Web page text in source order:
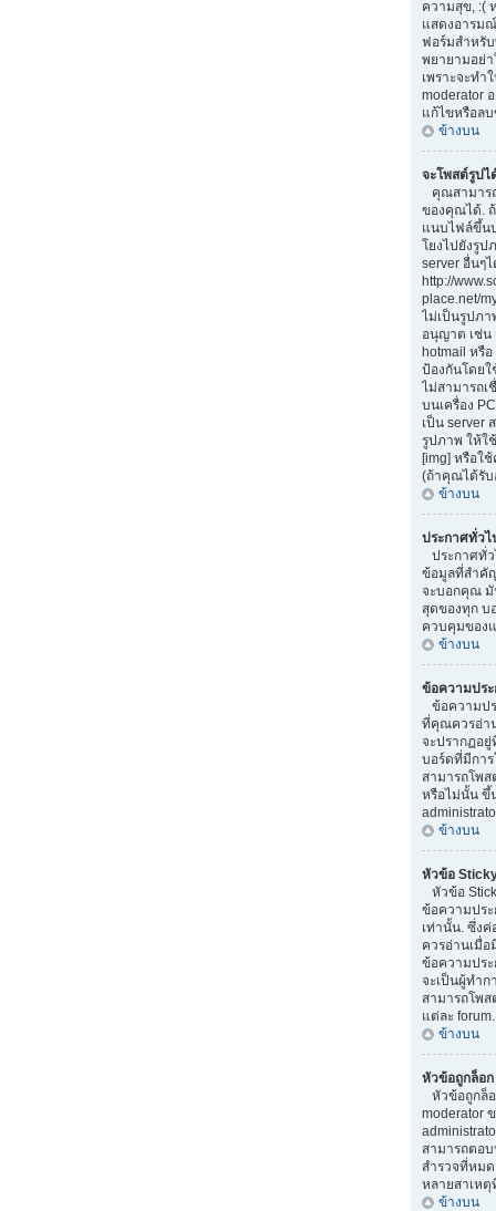
ความสุข, :(
แสดงอารม
ฟอร์มสำหรั
พยายามอย่า
เพราะจะทำ
moderator
แก้ไขหรือล
ข้างบน
จะโพสต์รูปไ
คุณสามาร
ของคุณได้.
แนบไฟล์ขึ้น
โยงไปยังรูป
server อื่นๆ
http://
place.net/
ไม่เป็นรูปภา
อนุญาต เช่น
hotmail หรือ
ป้องกันโดย
ไม่สามารถเ
บนเครื่อง
เป็น server
รูปภาพ ให้ใ
[img] หรือใ
(ถ้าคุณได้รั
ข้างบน
ประกาศทั่วไ
ประกาศทั่
ข้อมูลที่สำคั
จะบอกคุณ มั
สุดของทุก บ
ควบคุมของ
ข้างบน
ข้อความประ
ข้อความป
ที่คุณควรอ่า
จะปรากฏอ
บอร์ดที่มีกา
สามารถโพ
หรือไม่นั้น ขึ้
ข้างบน
หัวข้อ
หัวข้อ
ข้อความปร
เท่านั้น. ซึ่ง
ควรอ่านเมื่อ
ข้อความประ
จะเป็นผู้ทำ
สามารถโพ
แต่ละ forum.
ข้างบน
หัวข้อถูกล็อก
หัวข้อถูกล็
moderator
สามารถตอ
สำรวจที่หม
หลายสาเห
ข้างบน